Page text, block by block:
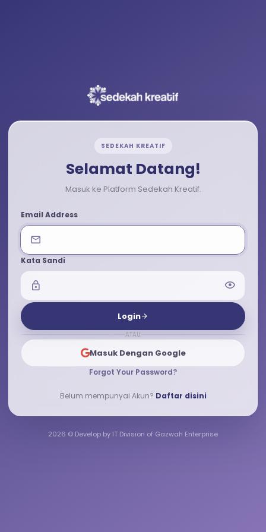
SEDEKAH KREATIF
Selamat Datang!
Masuk ke Platform Sedekah Kreatif.
Email Address
Kata Sandi
Login
ATAU
Masuk Dengan Google
Forgot Your Password?
Belum mempunyai Akun? Daftar disini
2026 © Develop by IT Division of Gazwah Enterprise